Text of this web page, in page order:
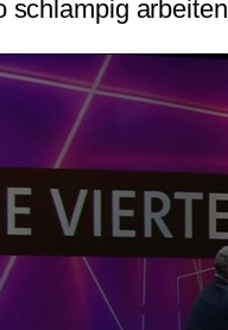
schlampig